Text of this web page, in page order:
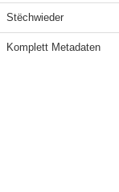
Stëchwieder
Komplett Metadaten